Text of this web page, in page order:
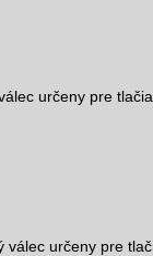
určeny pre
válec určeny pre